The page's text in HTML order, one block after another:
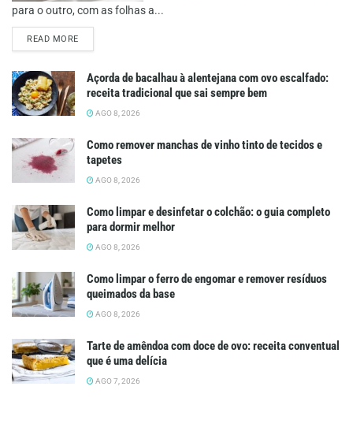
para o outro, com as folhas a...
READ MOREDETAILS
Açorda de bacalhau à alentejana com ovo escalfado:
receita tradicional que sai sempre bem
AGO 8, 2026
Como remover manchas de vinho tinto de tecidos e
tapetes
AGO 8, 2026
Como limpar e desinfetar o colchão: o guia completo
para dormir melhor
AGO 8, 2026
Como limpar o ferro de engomar e remover resíduos
queimados da base
AGO 8, 2026
Tarte de amêndoa com doce de ovo: receita conventual
que é uma delícia
AGO 7, 2026